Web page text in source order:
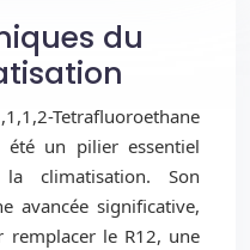
du
Tetrafluoroethane
été un pilier essentiel
climatisation. Son
avancée significative,
le R12, une